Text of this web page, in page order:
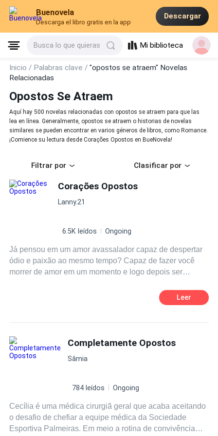
Buenovela
Descarga el libro gratis en la app
Descargar
Busca lo que quieras Mi biblioteca
Inicio / Palabras clave /"opostos se atraem" Novelas
Relacionadas
Opostos Se Atraem
Aquí hay 500 novelas relacionadas con opostos se atraem para que las
lea en línea. Generalmente, opostos se atraem o historias de novelas
similares se pueden encontrar en varios géneros de libros, como Romance.
¡Comience su lectura desde Corações Opostos en BueNovela!
Filtrar por Clasificar por
Corações Opostos
Lanny.21
6.5K leídos Ongoing
Já pensou em um amor avassalador capaz de despertar
ódio e paixão ao mesmo tempo? Capaz de fazer você
morrer de amor em um momento e logo depois ser
Christopher Uckermann são completamente o oposto um
certo, o amor nem sempre é fácil, Fácil é desistir, lutar dói
e será que vale apena lutar por algo tão diferente? Será
que o amor será suficiente? As coisas mudam quando o
Leer
Completamente Opostos
Sâmia
784 leídos Ongoing
Cecília é uma médica cirurgiã geral que acaba aceitando
o desafio de chefiar a equipe médica da Sociedade
Esportiva Palmeiras. Em meio a rotina de convivência